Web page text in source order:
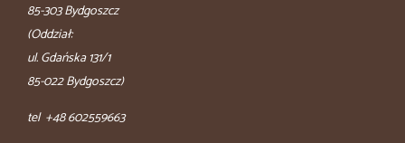
85-303 Bydgoszcz
(Oddział:
ul. Gdańska 131/1
85-022 Bydgoszcz)
tel +48 602559663